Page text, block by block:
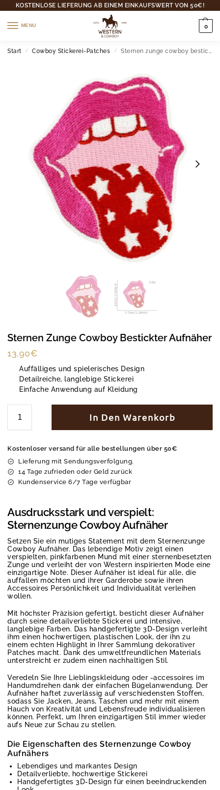
KOSTENLOSE LIEFERUNG AB EINEM EINKAUFSWERT VON 50€!
MENU 0
Start / Cowboy Stickerei-Patches / Sternen zunge cowboy bestickter aufnäher
Sternen Zunge Cowboy Bestickter Aufnäher
13,90€
Auffälliges und spielerisches Design
Detailreiche, langlebige Stickerei
Einfache Anwendung auf Kleidung
In Den Warenkorb
Kostenloser versand für alle bestellungen über 50€
Lieferung mit Sendungsverfolgung.
14 Tage zufrieden oder Geld zurück
Kundenservice 6/7 Tage verfügbar
Ausdrucksstark und verspielt:
Sternenzunge Cowboy Aufnäher
Setzen Sie ein mutiges Statement mit dem Sternenzunge
Cowboy Aufnäher. Das lebendige Motiv zeigt einen
verspielten, pinkfarbenen Mund mit einer sternenbesetzten
Zunge und verleiht der von Western inspirierten Mode eine
einzigartige Note. Dieser Aufnäher ist ideal für alle, die
auffallen möchten und ihrer Garderobe sowie ihren
Accessoires Persönlichkeit und Individualität verleihen
wollen.
Mit höchster Präzision gefertigt, besticht dieser Aufnäher
durch seine detailverliebte Stickerei und intensive,
langlebige Farben. Das handgefertigte 3D-Design verleiht
ihm einen hochwertigen, plastischen Look, der ihn zu
einem echten Highlight in Ihrer Sammlung dekorativer
Patches macht. Dank des umweltfreundlichen Materials
unterstreicht er zudem einen nachhaltigen Stil.
Veredeln Sie Ihre Lieblingskleidung oder -accessoires im
Handumdrehen dank der einfachen Bügelanwendung. Der
Aufnäher haftet zuverlässig auf verschiedensten Stoffen,
sodass Sie Jacken, Jeans, Taschen und mehr mit einem
Hauch von Kreativität und Lebensfreude individualisieren
können. Perfekt, um Ihren einzigartigen Stil immer wieder
aufs Neue zur Schau zu stellen.
Die Eigenschaften des Sternenzunge Cowboy
Aufnähers
Lebendiges und markantes Design
Detailverliebte, hochwertige Stickerei
Handgefertigtes 3D-Design für einen beeindruckenden